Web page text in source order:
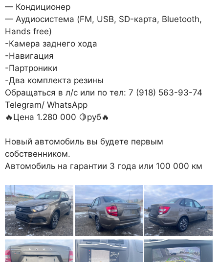
— Кондиционер
— Аудиосистема (FM, USB, SD-карта, Bluetooth,
Hands free)
-Камера заднего хода
-Навигация
-Партроники
-Два комплекта резины
Обращаться в л/с или по тел: 7 (918) 563-93-74
Telegram/ WhatsApp
🔥Цена 1.280 000 🍋руб🔥
Новый автомобиль вы будете первым
собственником.
Автомобиль на гарантии 3 года или 100 000 км